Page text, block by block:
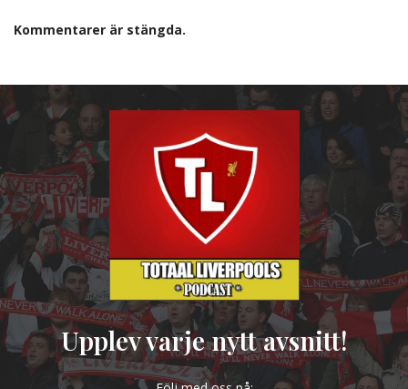
Kommentarer är stängda.
Upplev varje nytt avsnitt!